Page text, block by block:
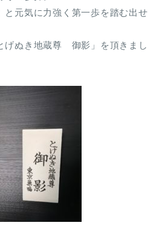
と元気に力強く第一歩を踏む出せ
げぬき地蔵尊 御影」を頂きまし